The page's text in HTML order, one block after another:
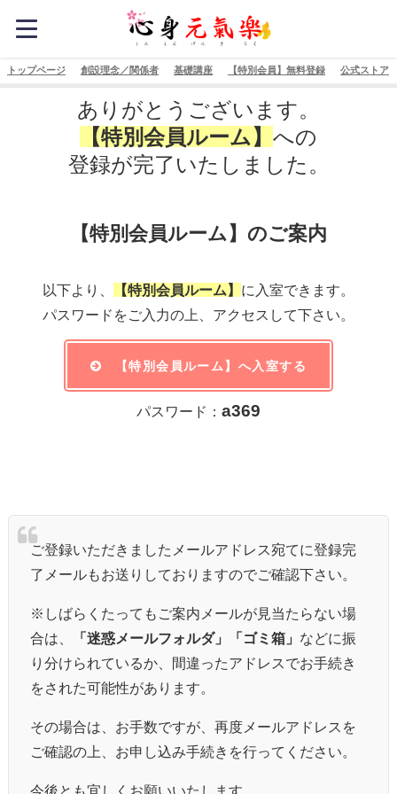
トップページ 創設理念／関係者 基礎講座 【特別会員】無料登録 公式ストア
ありがとうございます。
【特別会員ルーム】 への
登録が完了いたしました。
【特別会員ルーム】のご案内
以下より、 【特別会員ルーム】 に入室できます。
パスワードをご入力の上、アクセスして下さい。
【特別会員ルーム】へ入室する
パスワード： a369
ご登録いただきましたメールアドレス宛てに登録完
了メールもお送りしておりますのでご確認下さい。
※しばらくたってもご案内メールが見当たらない場
合は、
「迷惑メールフォルダ」「ゴミ箱」 などに振
り分けられているか、間違ったアドレスでお手続き
をされた可能性があります。
その場合は、お手数ですが、再度メールアドレスを
ご確認の上、お申し込み手続きを行ってください。
今後とも宜しくお願いいたします。